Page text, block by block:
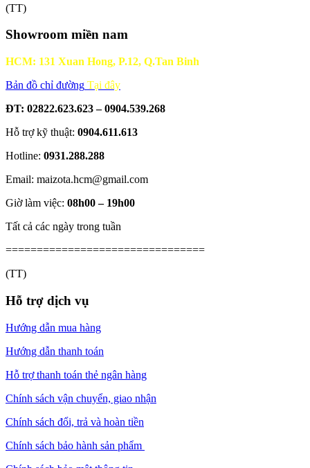
(TT)
Showroom miền nam
HCM: 131 Xuan Hong, P.12, Q.Tan Binh
Bản đồ chỉ đường Tại đây
ĐT: 02822.623.623 – 0904.539.268
Hỗ trợ kỹ thuật: 0904.611.613
Hotline: 0931.288.288
Email: maizota.hcm@gmail.com
Giờ làm việc: 08h00 – 19h00
Tất cả các ngày trong tuần
================================
(TT)
Hỗ trợ dịch vụ
Hướng dẫn mua hàng
Hướng dẫn thanh toán
Hỗ trợ thanh toán thẻ ngân hàng
Chính sách vận chuyển, giao nhận
Chính sách đổi, trả và hoàn tiền
Chính sách bảo hành sản phẩm